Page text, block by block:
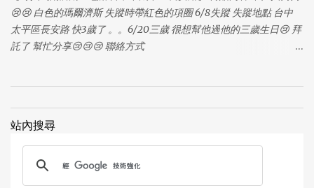
1
😢😢 白色的瑪爾濟斯 失蹤時帶紅色的項圈 6/8失蹤 失蹤地點 台中
太平區長安路 快3歲了 。。6/20三歲 很想幫他過他的三歲生日😢 拜
託了 幫忙分享😢😢😢 聯絡方式
站內搜尋